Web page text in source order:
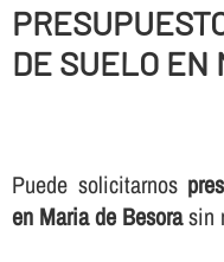
DE SUELO EN
Puede solicitarnos
en Maria de Besorasin